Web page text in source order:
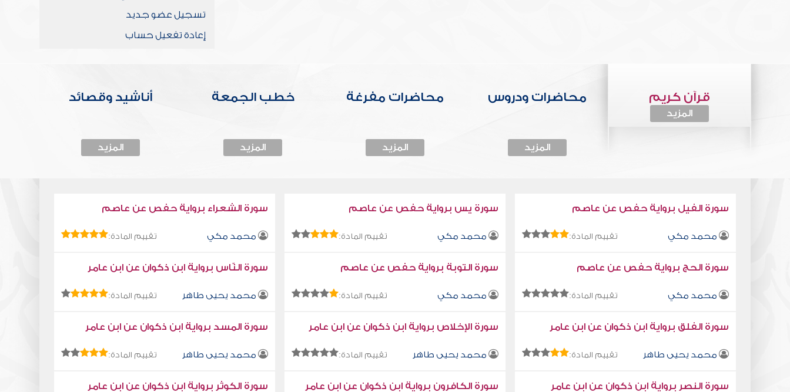
تسجيل عضو جديد
إعادة تفعيل حساب
قرآن كريم
المزيد
محاضرات ودروس
المزيد
محاضرات مفرغة
المزيد
خطب الجمعة
المزيد
أناشيد وقصائد
المزيد
سورة الفيل برواية حفص عن عاصم
محمد مكي تقييم المادة:
سورة يس برواية حفص عن عاصم
محمد مكي تقييم المادة:
سورة الشعراء برواية حفص عن عاصم
محمد مكي تقييم المادة:
سورة الحج برواية حفص عن عاصم
محمد مكي تقييم المادة:
سورة التوبة برواية حفص عن عاصم
محمد مكي تقييم المادة:
سورة النّاس برواية ابن ذكوان عن ابن عامر
محمد يحيى طاهر تقييم المادة:
سورة الفلق برواية ابن ذكوان عن ابن عامر
محمد يحيى طاهر تقييم المادة:
سورة الإخلاص برواية ابن ذكوان عن ابن عامر
محمد يحيى طاهر تقييم المادة:
سورة المسد برواية ابن ذكوان عن ابن عامر
محمد يحيى طاهر تقييم المادة:
سورة النصر برواية ابن ذكوان عن ابن عامر سورة الكافرون برواية ابن ذكوان عن ابن عامر سورة الكوثر برواية ابن ذكوان عن ابن عامر